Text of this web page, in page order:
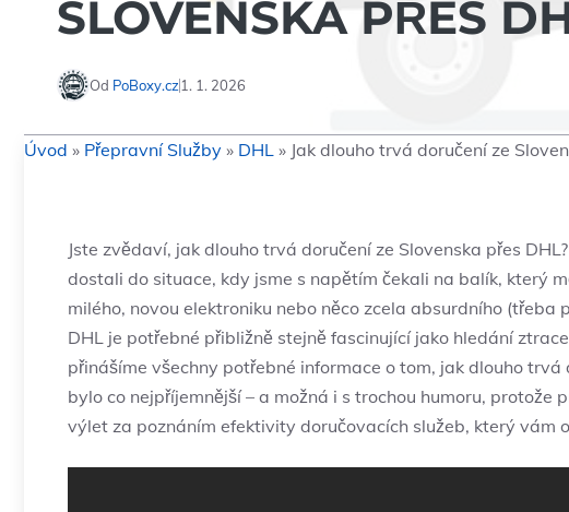
SLOVENSKA PŘES
Od PoBoxy.cz 1. 1. 2026
Úvod » Přepravní Služby » DHL » Jak dlouho trvá doručení ze
Jste zvědaví, jak dlouho trvá doručení ze Slovenska přes
dostali do situace, kdy jsme s napětím čekali na balík, který
milého, novou elektroniku nebo něco zcela absurdního (třeba
DHL je potřebné přibližně stejně fascinující jako hledání
přinášíme všechny potřebné informace o tom, jak dlouho
bylo co nejpříjemnější – a možná i s trochou humoru,
výlet za poznáním efektivity doručovacích služeb, který vám